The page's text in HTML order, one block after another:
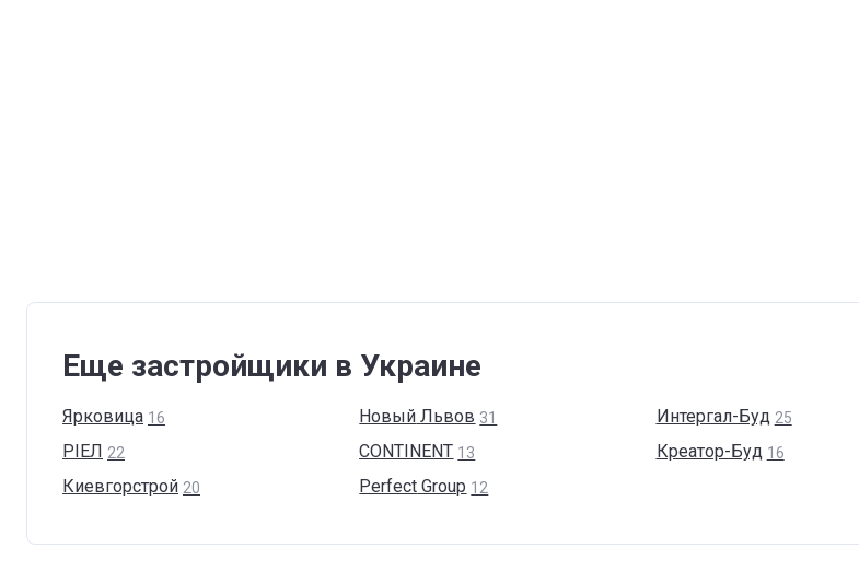
Еще застройщики в Украине
Ярковица 16 Новый Львов 31 Интергал-Буд 25
РІЕЛ 22 CONTINENT 13 Креатор-Буд 16
Киевгорстрой 20 Perfect Group 12